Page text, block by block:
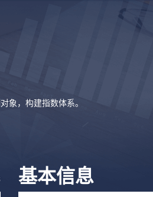
象，构建指数体系。
基本信息